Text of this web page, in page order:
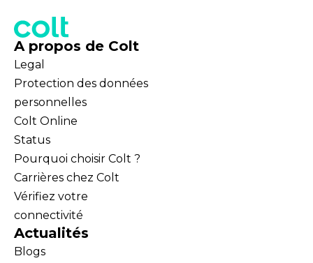
A propos de Colt
Legal
Protection des données
personnelles
Colt Online
Status
Pourquoi choisir Colt ?
Carrières chez Colt
Vérifiez votre
connectivité
Actualités
Blogs